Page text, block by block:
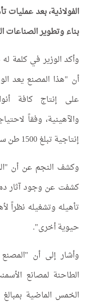
الفولاذية، بعد
بناء وتطوير الصناعات
وأكد الوزير في كلمة
أن "هذا المصنع يعد
على إنتاج كافة
والآهينية، وفقاً
إنتاجية تبلغ 1500 طن سنوياً".
كشفت عن وجود آثار
تأهيله وتشغيله نظراً
حيوية أخرى".
وأشار إلى أن "المصنع
الطاحنة لمصانع
الخمس الماضية